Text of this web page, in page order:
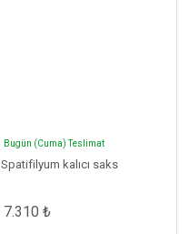
Bugün (Cuma) Teslimat
Spatifilyum kalıcı saks
7.310 ₺